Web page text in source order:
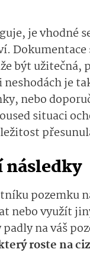
je vhodné
být užitečná,
je
nebo
situaci
následky
pozemku
nebo využít
na váš
roste na